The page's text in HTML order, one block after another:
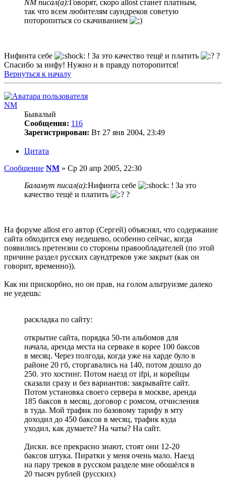
NM писал(а):Говорят, скоро allost станет платным,
так что всем любителям саундреков советую
поторопиться со скачиванием
Нифинта себе ! За это качество тещё и платить
?
Спасибо за инфу! Нужно и в правду поторопится!
Вернуться к началу
NM
Бывалый
Сообщения: 116
Зарегистрирован: Вт 27 янв 2004, 23:49
Цитата
Сообщение NM » Ср 20 апр 2005, 22:30
Баламут писал(а):Нифинта себе
! За это
качество тещё и платить
?
На форуме allost его автор (Сергей) объяснял, что содержание
сайта обходится ему недешево, особенно сейчас, когда
появились претензии со стороны правообладателей (по этой
причине раздел русских саундтреков уже закрыт (как он
говорит, временно)).
Как ни прискорбно, но он прав, на голом альтруизме далеко
не уедешь:
раскладка по сайту:
открытие сайта, порядка 50-ти альбомов для
начала, аренда места на серваке в корее 100 баксов
в месяц. Через полгода, когда уже на харде було в
районе 20 гб, сторгавались на 140, потом дошло до
250. это хостинг. Потом наезд от ifpi, и корейцы
сказали сразу и без вариантов: закрывайте сайт.
Потом установка своего сервера в москве, аренда
185 баксов в месяц, договор с ромсом, отчисления
в туда. Мой трафик по базовому тарифу в мту
доходил до 450 баксов в месяц, трафик куда
уходил, как думаете? На чаты? На сайт.
Диски. все прекрасно знают, стоят они 12-20
баксов штука. Пиратки у меня очень мало. Наезд
на пару треков в русском разделе мне обошёлся в
20 тысяч рублей (русских)